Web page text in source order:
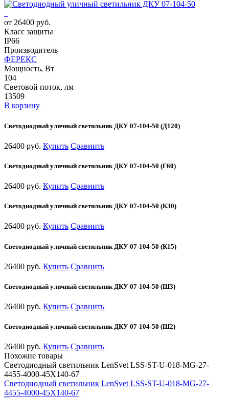
от 26400 руб.
Класс защиты
IP66
Производитель
ФЕРЕКС
Мощность, Вт
104
Световой поток, лм
13509
В корзину
Светодиодный уличный светильник ДКУ 07-104-50 (Д120)
26400 руб. Купить Сравнить
Светодиодный уличный светильник ДКУ 07-104-50 (Г60)
26400 руб. Купить Сравнить
Светодиодный уличный светильник ДКУ 07-104-50 (К30)
26400 руб. Купить Сравнить
Светодиодный уличный светильник ДКУ 07-104-50 (К15)
26400 руб. Купить Сравнить
Светодиодный уличный светильник ДКУ 07-104-50 (Ш3)
26400 руб. Купить Сравнить
Светодиодный уличный светильник ДКУ 07-104-50 (Ш2)
26400 руб. Купить Сравнить
Похожие товары
Светодиодный светильник LenSvet LSS-ST-U-018-MG-27-
4455-4000-45X140-67
Светодиодный светильник LenSvet LSS-ST-U-018-MG-27-
4455-4000-45X140-67